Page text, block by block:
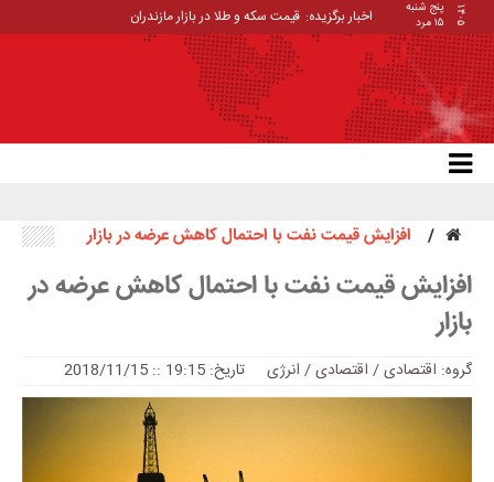
۱۴۰۵
پنج شنبه
۱۵ مرد
اخبار برگزیده: قیمت سکه و طلا در بازار مازندران
افزایش قیمت نفت با احتمال کاهش عرضه در بازار
افزایش قیمت نفت با احتمال کاهش عرضه در
بازار
گروه: اقتصادی/ اقتصادی / انرژی تاریخ: 19:15 :: 2018/11/15